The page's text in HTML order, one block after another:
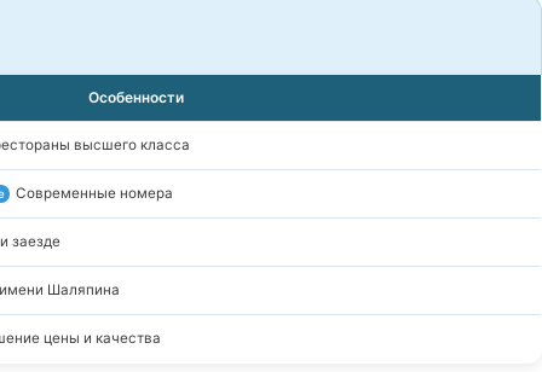
Особенности
высшего класса
Современные номера
заезде
Шаляпина
цены и качества